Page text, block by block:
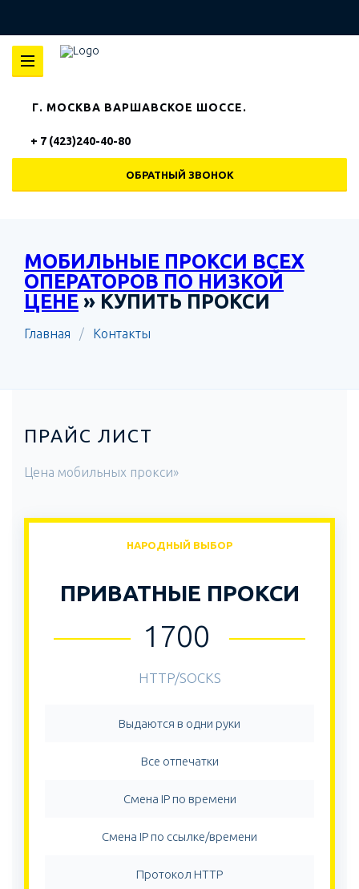
Г. МОСКВА ВАРШАВСКОЕ ШОССЕ.
+ 7 (423)240-40-80
ОБРАТНЫЙ ЗВОНОК
МОБИЛЬНЫЕ ПРОКСИ ВСЕХ
ОПЕРАТОРОВ ПО НИЗКОЙ
ЦЕНЕ » КУПИТЬ ПРОКСИ
Главная Контакты
ПРАЙС ЛИСТ
Цена мобильных прокси»
НАРОДНЫЙ ВЫБОР
ПРИВАТНЫЕ ПРОКСИ
1700
HTTP/SOCKS
Выдаются в одни руки
Все отпечатки
Смена IP по времени
Смена IP по ссылке/времени
Протокол HTTP